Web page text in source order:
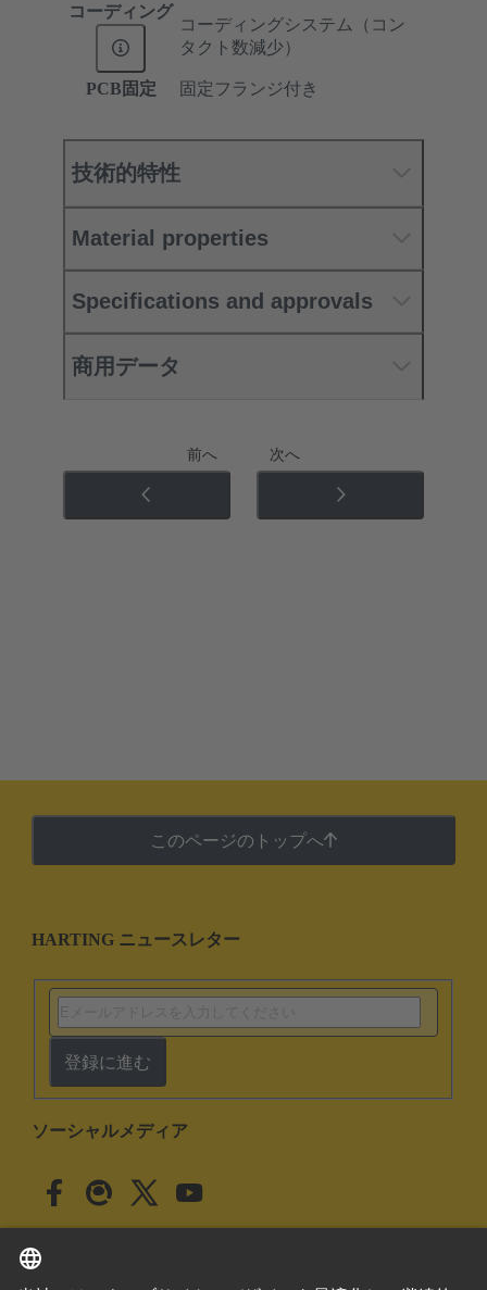
コーディング
コーディングシステム（コン
タクト数減少）
PCB固定 固定フランジ付き
技術的特性
Material properties
Specifications and approvals
商用データ
前へ 次へ
このページのトップへ
HARTING ニュースレター
登録に進む
ソーシャルメディア